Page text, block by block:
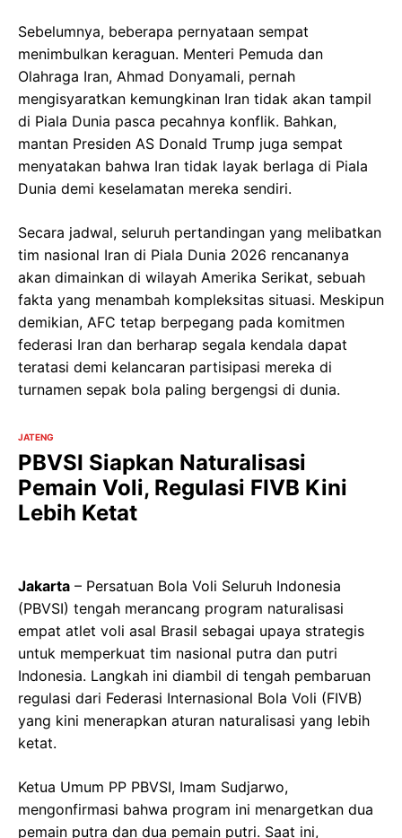
Sebelumnya, beberapa pernyataan sempat
menimbulkan keraguan. Menteri Pemuda dan
Olahraga Iran, Ahmad Donyamali, pernah
mengisyaratkan kemungkinan Iran tidak akan tampil
di Piala Dunia pasca pecahnya konflik. Bahkan,
mantan Presiden AS Donald Trump juga sempat
menyatakan bahwa Iran tidak layak berlaga di Piala
Dunia demi keselamatan mereka sendiri.
Secara jadwal, seluruh pertandingan yang melibatkan
tim nasional Iran di Piala Dunia 2026 rencananya
akan dimainkan di wilayah Amerika Serikat, sebuah
fakta yang menambah kompleksitas situasi. Meskipun
demikian, AFC tetap berpegang pada komitmen
federasi Iran dan berharap segala kendala dapat
teratasi demi kelancaran partisipasi mereka di
turnamen sepak bola paling bergengsi di dunia.
JATENG
PBVSI Siapkan Naturalisasi
Pemain Voli, Regulasi FIVB Kini
Lebih Ketat
Jakarta – Persatuan Bola Voli Seluruh Indonesia
(PBVSI) tengah merancang program naturalisasi
empat atlet voli asal Brasil sebagai upaya strategis
untuk memperkuat tim nasional putra dan putri
Indonesia. Langkah ini diambil di tengah pembaruan
regulasi dari Federasi Internasional Bola Voli (FIVB)
yang kini menerapkan aturan naturalisasi yang lebih
ketat.
Ketua Umum PP PBVSI, Imam Sudjarwo,
mengonfirmasi bahwa program ini menargetkan dua
pemain putra dan dua pemain putri. Saat ini,